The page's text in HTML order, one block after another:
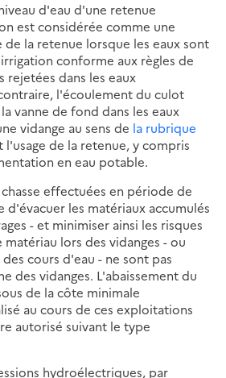
d'eau d'une retenue
est considérée comme une
la retenue lorsque les eaux sont
conforme aux règles de
rejetées dans les eaux
l'écoulement du culot
vanne de fond dans les eaux
vidange au sens de la rubrique
l'usage de la retenue, y compris
en eau potable.
effectuées en période de
d'évacuer les matériaux accumulés
- et minimiser ainsi les risques
lors des vidanges - ou
cours d'eau - ne sont pas
des vidanges. L'abaissement du
de la côte minimale
au cours de ces exploitations
autorisé suivant le type
hydroélectriques, par